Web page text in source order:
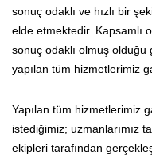
sonuç odaklı ve hızlı bir
elde etmektedir. Kapsamlı
sonuç odaklı olmuş
yapılan tüm hizmetlerimiz
Yapılan tüm hizmetlerimiz
istediğimiz; uzmanlarımız
ekipleri tarafından